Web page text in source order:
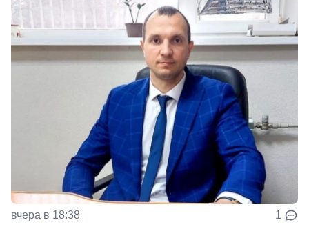
вчера в 18:38 1